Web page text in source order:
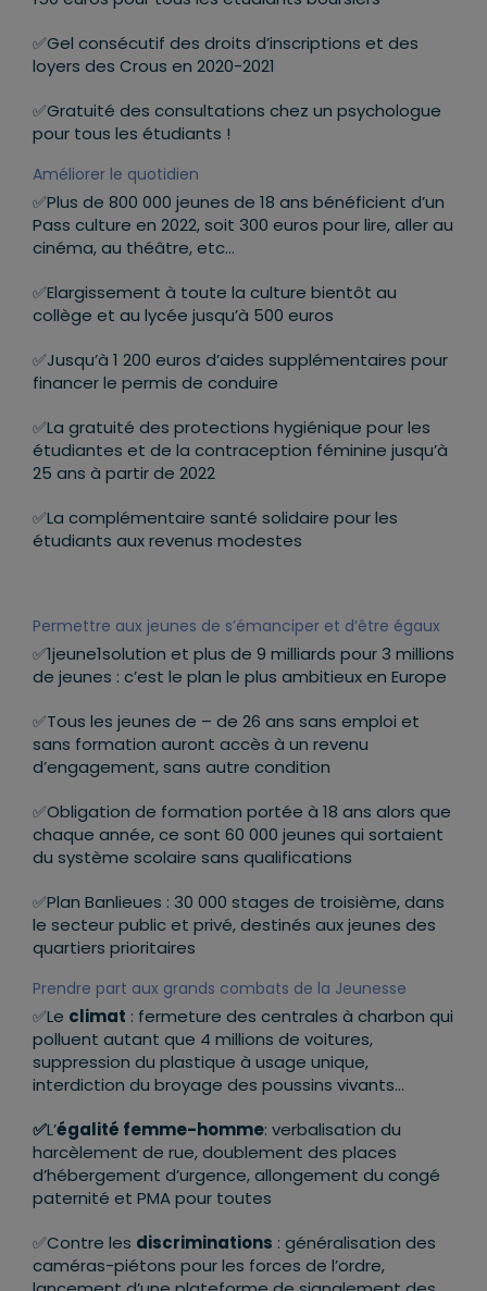
✅Gel consécutif des droits d’inscriptions et des
loyers des Crous en 2020-2021
✅Gratuité des consultations chez un psychologue
pour tous les étudiants !
Améliorer le quotidien
✅Plus de 800 000 jeunes de 18 ans bénéficient d’un
Pass culture en 2022, soit 300 euros pour lire, aller au
cinéma, au théâtre, etc…
✅Elargissement à toute la culture bientôt au
collège et au lycée jusqu’à 500 euros
✅Jusqu’à 1 200 euros d’aides supplémentaires pour
financer le permis de conduire
✅La gratuité des protections hygiénique pour les
étudiantes et de la contraception féminine jusqu’à
25 ans à partir de 2022
✅La complémentaire santé solidaire pour les
étudiants aux revenus modestes
Permettre aux jeunes de s’émanciper et d’être égaux
✅1jeune1solution et plus de 9 milliards pour 3 millions
de jeunes : c’est le plan le plus ambitieux en Europe
✅Tous les jeunes de – de 26 ans sans emploi et
sans formation auront accès à un revenu
d’engagement, sans autre condition
✅Obligation de formation portée à 18 ans alors que
chaque année, ce sont 60 000 jeunes qui sortaient
du système scolaire sans qualifications
✅Plan Banlieues : 30 000 stages de troisième, dans
le secteur public et privé, destinés aux jeunes des
quartiers prioritaires
Prendre part aux grands combats de la Jeunesse
✅Le climat : fermeture des centrales à charbon qui
polluent autant que 4 millions de voitures,
suppression du plastique à usage unique,
interdiction du broyage des poussins vivants…
✅L’égalité femme-homme: verbalisation du
harcèlement de rue, doublement des places
d’hébergement d’urgence, allongement du congé
paternité et PMA pour toutes
✅Contre les discriminations : généralisation des
caméras-piétons pour les forces de l’ordre,